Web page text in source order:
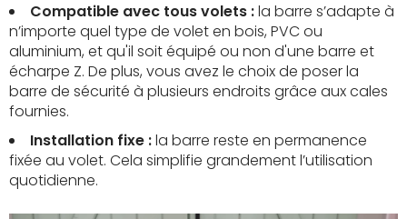
Compatible avec tous volets :la barre s’adapte à
n’importe quel type de volet en bois, PVC ou
aluminium, et qu'il soit équipé ou non d'une barre et
écharpe Z. De plus, vous avez le choix de poser la
barre de sécurité à plusieurs endroits grâce aux cales
fournies.
Installation fixe :la barre reste en permanence
fixée au volet. Cela simplifie grandement l’utilisation
quotidienne.